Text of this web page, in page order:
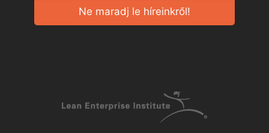
Ne maradj le híreinkről!